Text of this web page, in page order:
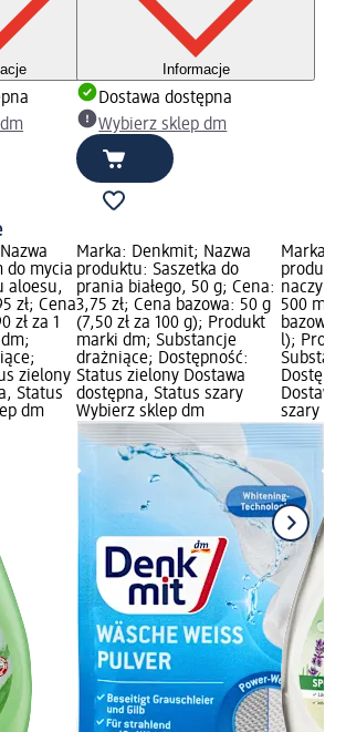
Informacje
Dostawa dostępna
Wybierz sklep dm
do mycia
aloesu,
zł; Cena
zł za 1
zielony
Status
dm
Marka: Denkmit; Nazwa
produktu: Saszetka do
prania białego, 50 g; Cena:
3,75 zł; Cena bazowa: 50 g
(7,50 zł za 100 g); Produkt
marki dm; Substancje
drażniące; Dostępność:
Status zielony Dostawa
dostępna, Status szary
Wybierz sklep dm
Marka:
naczyń
500 ml;
bazowa:
l);
szary